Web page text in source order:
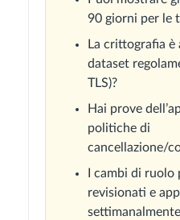
90 giorni per le
La crittografia
dataset
TLS)?
Hai prove
politiche di
cancellazione/
I cambi di
revisionati e